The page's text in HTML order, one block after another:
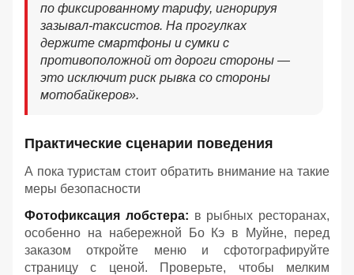
по фиксированному тарифу, игнорируя
зазывал-таксистов. На прогулках
держите смартфоны и сумки с
противоположной от дороги стороны —
это исключит риск рывка со стороны
мотобайкеров».
Практические сценарии поведения
А пока туристам стоит обратить внимание на такие
меры безопасности
Фотофиксация лобстера: в рыбных ресторанах,
особенно на набережной Бо Кэ в Муйне, перед
заказом откройте меню и сфотографируйте
страницу с ценой. Проверьте, чтобы мелким